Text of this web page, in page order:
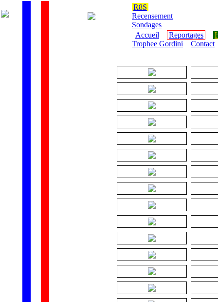
R8S
Recensement
Sondages
Accueil
Reportages
Trophee Gordini
Contact